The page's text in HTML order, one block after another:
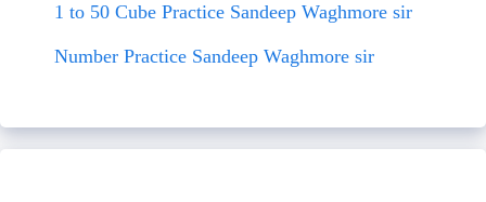
1 to 50 Cube Practice Sandeep Waghmore sir
Number Practice Sandeep Waghmore sir